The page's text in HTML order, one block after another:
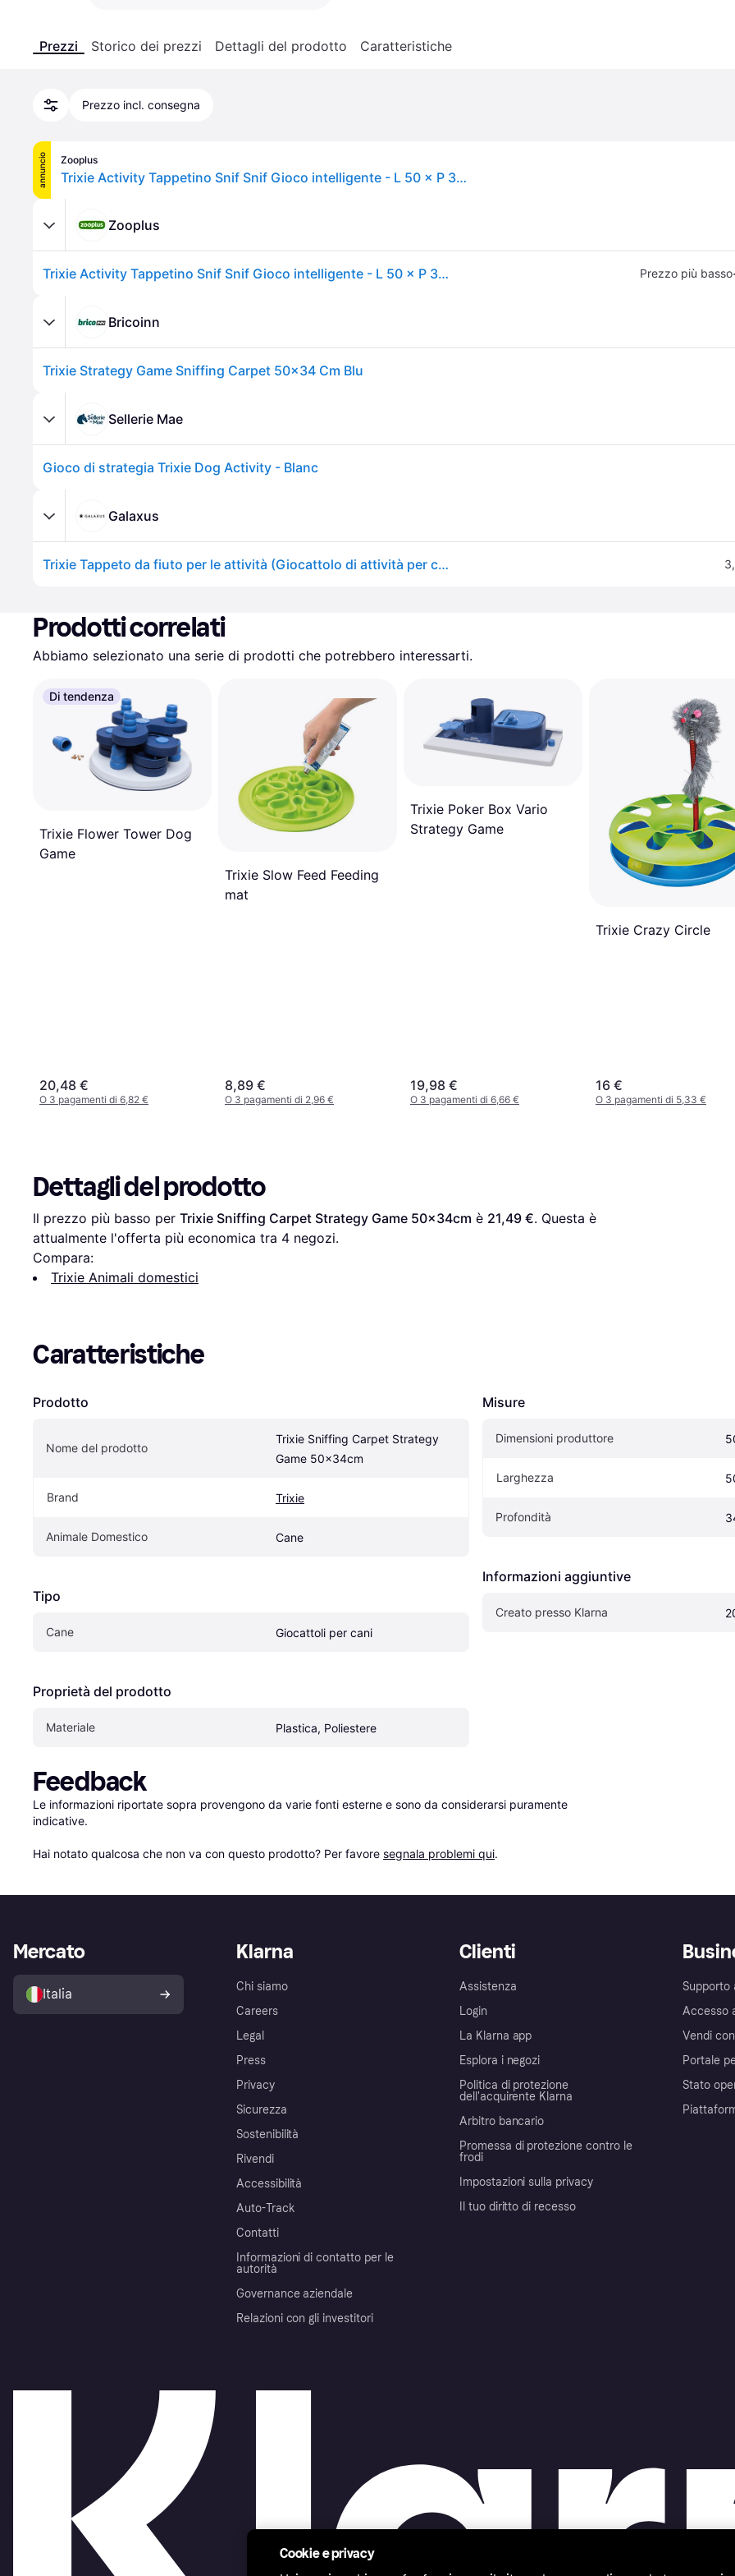
Prezzi Storico dei prezzi Dettagli del prodotto Caratteristiche
Prezzo incl. consegna
annuncio Zooplus
Trixie Activity Tappetino Snif Snif Gioco intelligente - L 50 × P 34 cm
Zooplus
Trixie Activity Tappetino Snif Snif Gioco intelligente - L 50 × P 34 cm Prezzo più basso·
Bricoinn
Trixie Strategy Game Sniffing Carpet 50x34 Cm Blu
Sellerie Mae
Gioco di strategia Trixie Dog Activity - Blanc
Galaxus
Trixie Tappeto da fiuto per le attività (Giocattolo di attività per cani), Gioco per cani
Prodotti correlati
Abbiamo selezionato una serie di prodotti che potrebbero interessarti.
Di tendenza
Trixie Flower Tower Dog
Game
20,48 €
O 3 pagamenti di 6,82 €
Trixie Slow Feed Feeding
mat
8,89 €
O 3 pagamenti di 2,96 €
Trixie Poker Box Vario
Strategy Game
19,98 €
O 3 pagamenti di 6,66 €
Trixie Crazy Circle
16 €
O 3 pagamenti di 5,33 €
Dettagli del prodotto
Il prezzo più basso per Trixie Sniffing Carpet Strategy Game 50x34cm è 21,49 €. Questa è
attualmente l'offerta più economica tra 4 negozi.
Compara:
Trixie Animali domestici
Caratteristiche
Prodotto
Nome del prodotto
Trixie Sniffing Carpet Strategy
Game 50x34cm
Brand Trixie
Animale Domestico Cane
Tipo
Cane Giocattoli per cani
Proprietà del prodotto
Materiale Plastica, Poliestere
Misure
Dimensioni produttore
Larghezza
Profondità
Informazioni aggiuntive
Creato presso Klarna
Feedback
Le informazioni riportate sopra provengono da varie fonti esterne e sono da considerarsi puramente
indicative.
Hai notato qualcosa che non va con questo prodotto? Per favore segnala problemi qui.
Klarna
Chi siamo
Careers
Legal
Press
Privacy
Sicurezza
Sostenibilità
Rivendi
Accessibilità
Auto-Track
Contatti
Informazioni di contatto per le
autorità
Governance aziendale
Relazioni con gli investitori
Clienti
Assistenza
Login
La Klarna app
Esplora i negozi
Politica di protezione
dell'acquirente Klarna
Arbitro bancario
Promessa di protezione contro le
frodi
Impostazioni sulla privacy
Il tuo diritto di recesso
Supporto
Accesso
Vendi
Portale
Stato
Mercato
Italia
Cookie e privacy